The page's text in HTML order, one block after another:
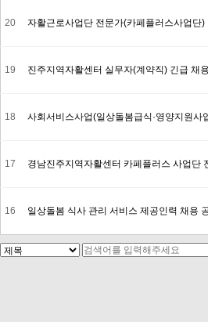
20 자활근로사업단 전문가(카페플러스사업단)
19 진주지역자활센터 실무자(계약직) 긴급 채
18 사회서비스사업(일상돌봄급식·영양지원사
17 경남진주지역자활센터 카페플러스 사업단
16 일상돌봄 식사 관리 서비스 제공인력 채용